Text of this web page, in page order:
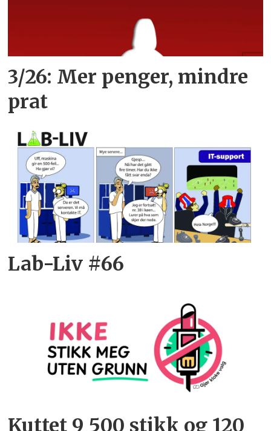
3/26: Mer penger, mindre
prat
Lab-Liv #66
Kuttet 9 500 stikk og 120